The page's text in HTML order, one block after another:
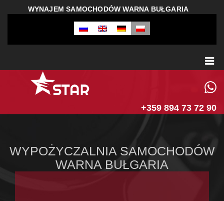
WYNAJEM SAMOCHODÓW WARNA BUŁGARIA
+359 894 73 72 90
WYPOŻYCZALNIA SAMOCHODÓW
WARNA BUŁGARIA